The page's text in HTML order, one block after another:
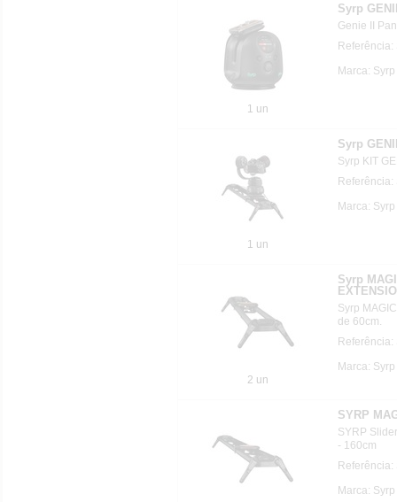
1 un
Syrp
Genie II
Marca:
1 un
Syrp
Syrp KIT
Referência:
Marca:
2 un
Syrp
Syrp
de 60cm.
Referência:
Marca:
SYRP
SYRP
- 160cm
Referência:
Marca: